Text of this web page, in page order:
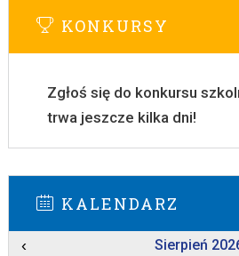
KONKURSY
Zgłoś się do konkursu
trwa jeszcze kilka dni!
KALENDARZ
‹ Sierpień